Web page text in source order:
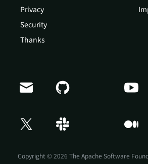
Privacy
Security
Thanks
Copyright © 2026 The Apache Software
Doris Summit 26